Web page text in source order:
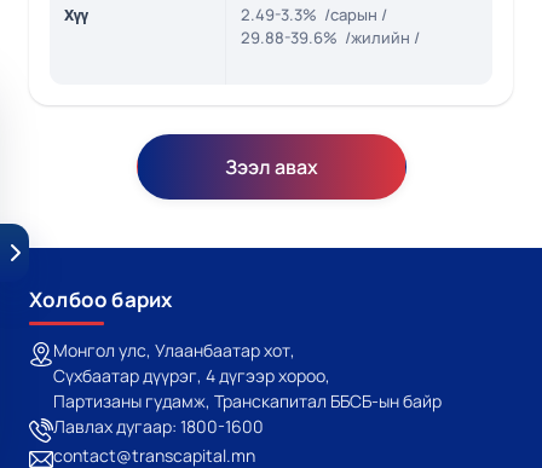
Хүү
2.49-3.3% /сарын /
29.88-39.6% /жилийн /
Зээл авах
Холбоо барих
Монгол улс, Улаанбаатар хот,
Сүхбаатар дүүрэг, 4 дүгээр хороо,
Партизаны гудамж, Транскапитал ББСБ-ын байр
Лавлах дугаар: 1800-1600
contact@transcapital.mn